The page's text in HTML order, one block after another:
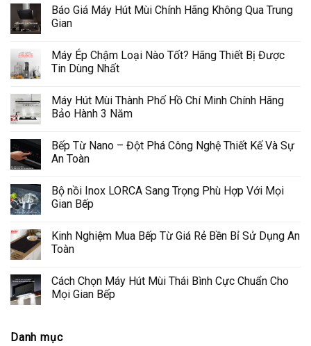
Báo Giá Máy Hút Mùi Chính Hãng Không Qua Trung
Gian
Máy Ép Chậm Loại Nào Tốt? Hãng Thiết Bị Được
Tin Dùng Nhất
Máy Hút Mùi Thành Phố Hồ Chí Minh Chính Hãng
Bảo Hành 3 Năm
Bếp Từ Nano – Đột Phá Công Nghệ Thiết Kế Và Sự
An Toàn
Bộ nồi Inox LORCA Sang Trọng Phù Hợp Với Mọi
Gian Bếp
Kinh Nghiệm Mua Bếp Từ Giá Rẻ Bền Bỉ Sử Dụng An
Toàn
Cách Chọn Máy Hút Mùi Thái Bình Cực Chuẩn Cho
Mọi Gian Bếp
Danh mục